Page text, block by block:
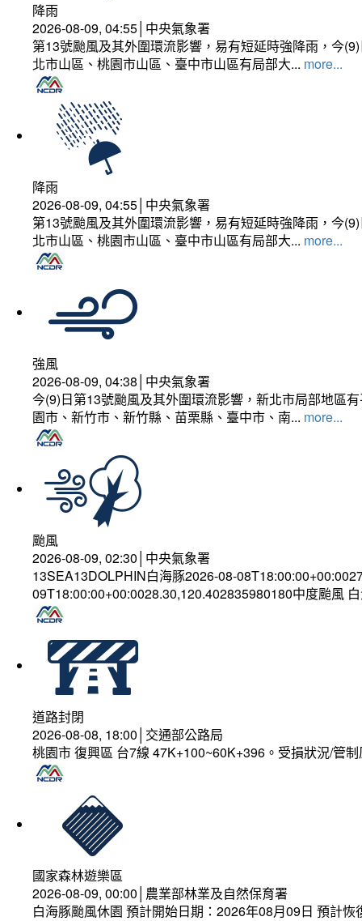
降雨
2026-08-09, 04:55│中央氣象署
第13號颱風及其外圍環流影響，易有短延時強降雨，今
北市山區、桃園市山區、臺中市山區有局部大... more...
降雨
2026-08-09, 04:55│中央氣象署
第13號颱風及其外圍環流影響，易有短延時強降雨，今
北市山區、桃園市山區、臺中市山區有局部大... more...
強風
2026-08-09, 04:38│中央氣象署
今(9)日第13號颱風及其外圍環流影響，新北市局部地區
園市、新竹市、新竹縣、苗栗縣、臺中市、南... more...
颱風
2026-08-09, 02:30│中央氣象署
13SEA13DOLPHIN白海豚2026-08-
09T18:00:00+00:0028.30,120.402835980180中度颱風
道路封閉
2026-08-08, 18:00│交通部公路局
桃園市 復興區 台7線 47K+100~60K+396。受損狀況/管
國家森林遊樂區
2026-08-09, 00:00│農業部林業及自然保育署
白海豚颱風休園 預計開始日期：2026年08月09日 預計